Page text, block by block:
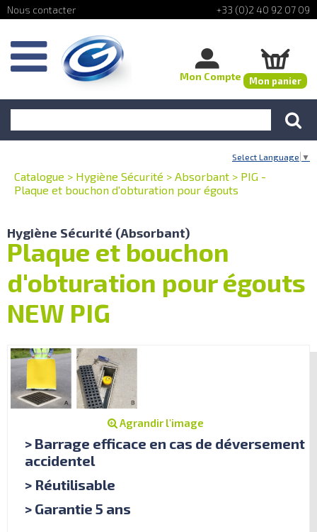
+33 (0)2 40 92 07 09
Mon Compte Mon panier
Select Language ▼
Catalogue > Hygiène Sécurité > Absorbant > PIG -
Plaque et bouchon d'obturation pour égouts
Hygiène Sécurité (Absorbant)
Plaque et bouchon
d'obturation pour égouts
NEW PIG
Agrandir l'image
> Barrage efficace en cas de déversement
accidentel
> Réutilisable
> Garantie 5 ans